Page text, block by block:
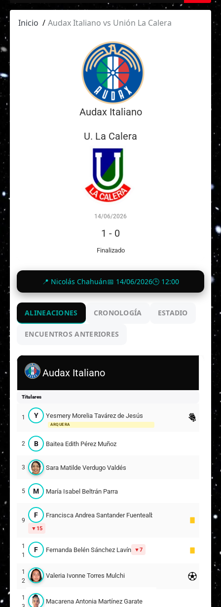
Inicio Audax Italiano vs Unión La Calera
Audax Italiano
U. La Calera
14/06/2026
1 - 0
Finalizado
📍 Nicolás Chahuán📅 14/06/2026🕒 12:00
ALINEACIONES CRONOLOGÍA ESTADIO
ENCUENTROS ANTERIORES
Audax Italiano
Titulares
1 Y Yesmery Morelia Tavárez de Jesús
ARQUERA
2 B Baitea Edith Pérez Muñoz
3 Sara Matilde Verdugo Valdés
5 M María Isabel Beltrán Parra
9
F Francisca Andrea Santander Fuentealba
15
1
1
F Fernanda Belén Sánchez Lavín 7
1
2
Valeria Ivonne Torres Mulchi
1
Macarena Antonia Martínez Garate